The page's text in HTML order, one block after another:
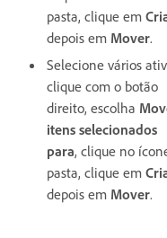
pasta, clique em
depois em Mover.
Selecione vários
clique com o botão
direito, escolha
itens selecionados
para, clique no
pasta, clique em
depois em Mover.